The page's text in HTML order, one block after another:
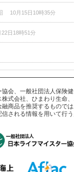
10月15日10時35分
日18時51分
会、一般社団法人保
式会社、ひまわり生命
商品を推奨するもので
される情報を用いて行